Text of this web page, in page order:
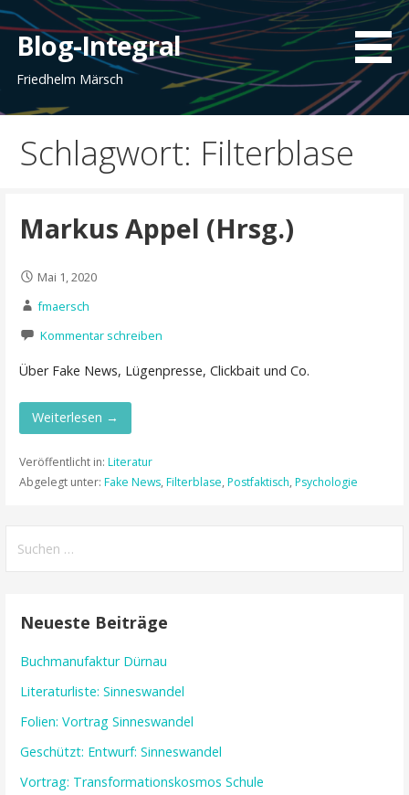
Zum
Inhalt
springen
Blog-Integral
Friedhelm Märsch
Schlagwort: Filterblase
Markus Appel (Hrsg.)
Mai 1, 2020
fmaersch
Kommentar schreiben
Über Fake News, Lügenpresse, Clickbait und Co.
Weiterlesen →
Veröffentlicht in: Literatur
Abgelegt unter: Fake News, Filterblase, Postfaktisch, Psychologie
nach:
Neueste Beiträge
Buchmanufaktur Dürnau
Literaturliste: Sinneswandel
Folien: Vortrag Sinneswandel
Geschützt: Entwurf: Sinneswandel
Vortrag: Transformationskosmos Schule